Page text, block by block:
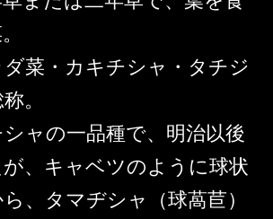
菜・カキチシャ・タチジ
。
ャの一品種で、明治以後
、キャベツのように球状
、タマヂシャ（球萵苣）